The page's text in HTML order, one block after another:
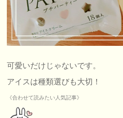
可愛いだけじゃないです。
アイスは種類選びも大切！
《合わせて読みたい人気記事》